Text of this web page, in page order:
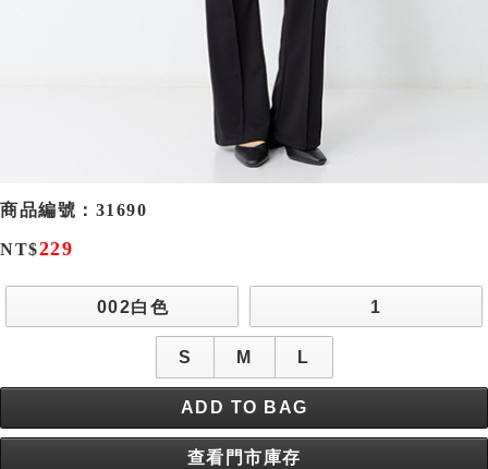
商品編號： 31690
NT$229
002白色 1
S M L
ADD TO BAG
查看門市庫存